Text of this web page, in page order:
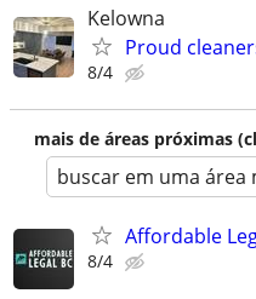
Kelowna
Proud
8/4
mais de áreas próximas
buscar em uma área
Affordable
8/4